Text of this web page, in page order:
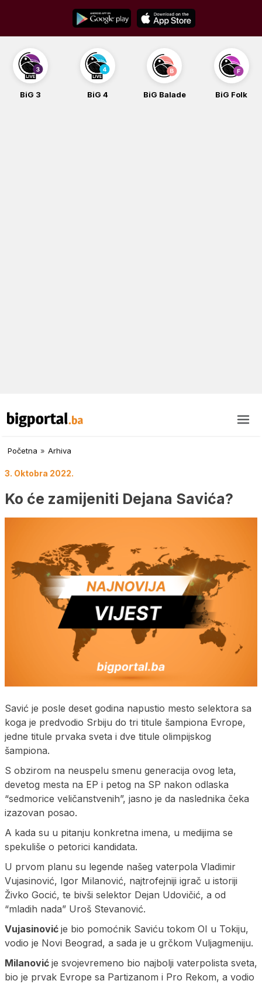
content
BiG 3 BiG 4 BiG Balade BiG Folk
Početna » Arhiva
3. Oktobra 2022.
Ko će zamijeniti Dejana Savića?
Savić je posle deset godina napustio mesto selektora sa
koga je predvodio Srbiju do tri titule šampiona Evrope,
jedne titule prvaka sveta i dve titule olimpijskog
šampiona.
S obzirom na neuspelu smenu generacija ovog leta,
devetog mesta na EP i petog na SP nakon odlaska
“sedmorice veličanstvenih”, jasno je da naslednika čeka
izazovan posao.
A kada su u pitanju konkretna imena, u medijima se
spekuliše o petorici kandidata.
U prvom planu su legende našeg vaterpola Vladimir
Vujasinović, Igor Milanović, najtrofejniji igrač u istoriji
Živko Gocić, te bivši selektor Dejan Udovičić, a od
“mladih nada” Uroš Stevanović.
Vujasinović je bio pomoćnik Saviću tokom OI u Tokiju,
vodio je Novi Beograd, a sada je u grčkom Vuljagmeniju.
Milanović je svojevremeno bio najbolji vaterpolista sveta,
bio je prvak Evrope sa Partizanom i Pro Rekom, a vodio